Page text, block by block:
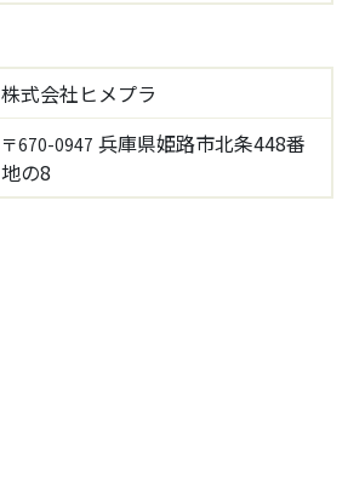
株式会社ヒメプラ
〒670-0947 兵庫県姫路市北条448番
地の8